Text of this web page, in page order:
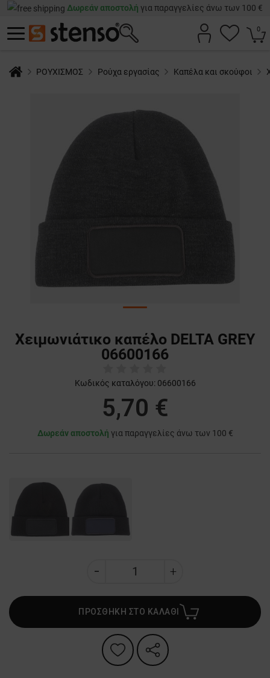
Δωρεάν αποστολή για παραγγελίες άνω των 100 €
0
ΡΟΥΧΙΣΜΟΣ Ρούχα εργασίας Καπέλα και σκούφοι
Χειμωνιάτικο καπέλο DELTA GREY
06600166
Κωδικός καταλόγου: 06600166
5,70 €
Δωρεάν αποστολή για παραγγελίες άνω των 100 €
ΠΡΟΣΘΗΚΗ ΣΤΟ ΚΑΛΑΘΙ